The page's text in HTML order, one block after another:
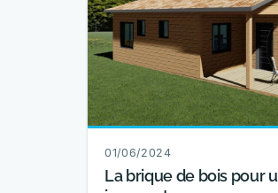
01/06/2024
La brique de bois pour